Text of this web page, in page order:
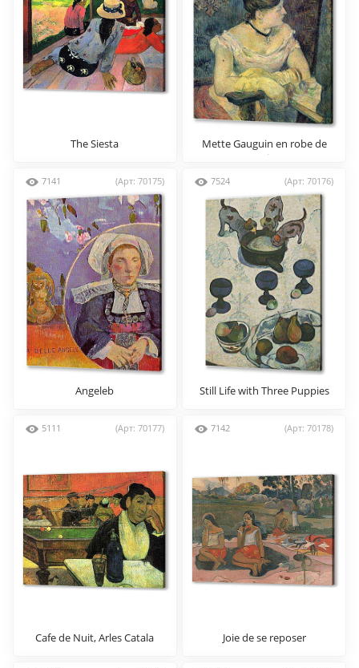
The Siesta
Mette Gauguin en robe de
soir
7141 (Арт: 70175)
Angeleb
7524 (Арт: 70176)
Still Life with Three Puppies
5111 (Арт: 70177)
Cafe de Nuit, Arles Catala
7142 (Арт: 70178)
Joie de se reposer